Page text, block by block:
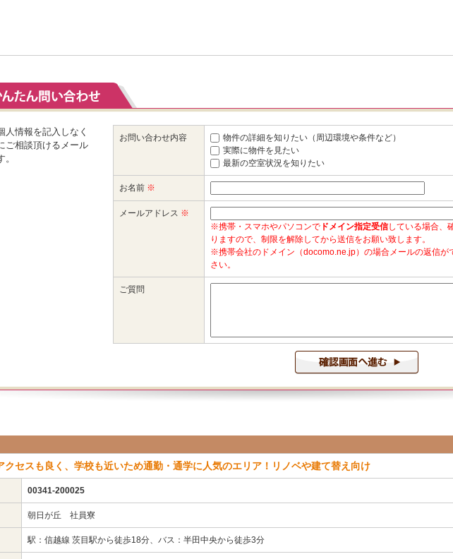
クセスも良く、学校も近いため通勤・通学に人気のエリア！リノベや建て替え向け
00341-200025
朝日が丘 社員寮
駅：信越線 茨目駅から徒歩18分、バス：半田中央から徒歩3分